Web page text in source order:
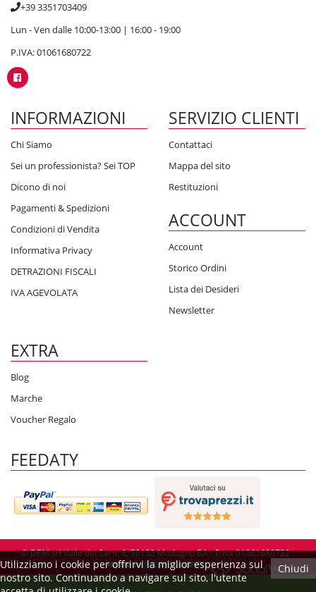
+39 3351703409
Lun - Ven dalle 10:00-13:00 | 16:00 - 19:00
P.IVA: 01061680722
INFORMAZIONI
Chi Siamo
Sei un professionista? Sei TOP
Dicono di noi
Pagamenti & Spedizioni
Condizioni di Vendita
Informativa Privacy
DETRAZIONI FISCALI
IVA AGEVOLATA
SERVIZIO CLIENTI
Contattaci
Mappa del sito
Restituzioni
ACCOUNT
Account
Storico Ordini
Lista dei Desideri
Newsletter
EXTRA
Blog
Marche
Voucher Regalo
FEEDATY
© DEM srl Viale dei Sarti, 6, 70132 Modugno BA - P.iva 01061680722
Chiudi
Utilizziamo i cookie per offrirvi la miglior esperienza sul
nostro sito. Continuando a navigare sul sito, l'utente